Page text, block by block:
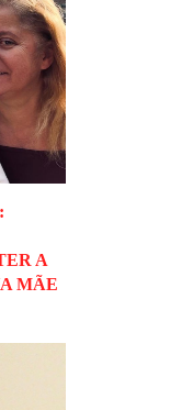
A
MÃE